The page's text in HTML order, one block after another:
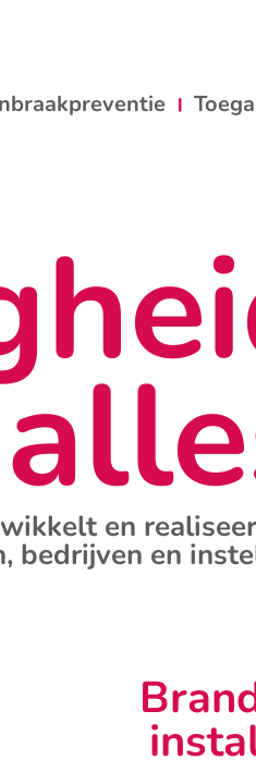
en
bedrijven en